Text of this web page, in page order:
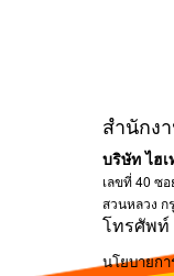
สำนักง
บริษัท ไฮ
เลขที่ 40 ซ
สวนหลวง ก
โทรศัพท์
นโยบายก